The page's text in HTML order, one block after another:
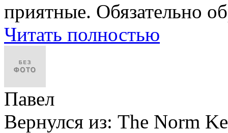
приятные. Обязательно
Читать полностью
Павел
Вернулся из: The Norm